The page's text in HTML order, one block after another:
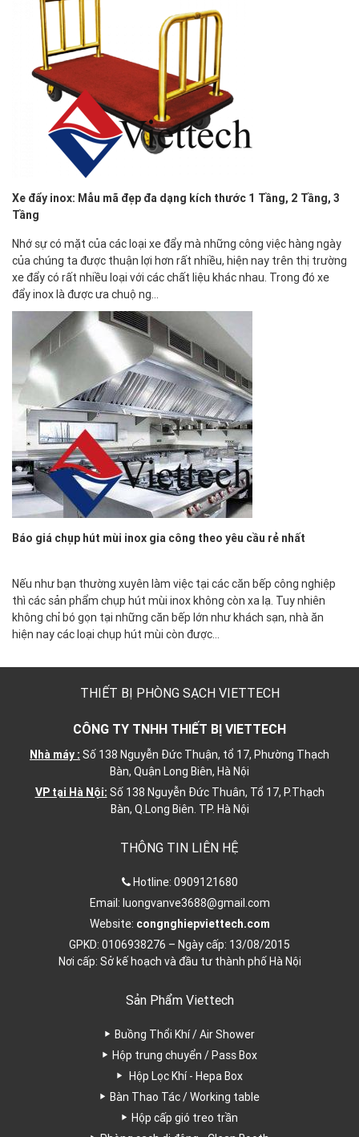
Xe đẩy inox: Mẫu mã đẹp đa dạng kích thước 1 Tầng, 2 Tầng, 3
Tầng
Nhớ sự có mặt của các loại xe đẩy mà những công việc hàng ngày
của chúng ta được thuận lợi hơn rất nhiều, hiện nay trên thị trường
xe đẩy có rất nhiều loại với các chất liệu khác nhau. Trong đó xe
đẩy inox là được ưa chuộng…
Báo giá chụp hút mùi inox gia công theo yêu cầu rẻ nhất
Nếu như bạn thường xuyên làm việc tại các căn bếp công nghiệp
thì các sản phẩm chụp hút mùi inox không còn xa lạ. Tuy nhiên
không chỉ bó gọn tại những căn bếp lớn như khách sạn, nhà ăn
hiện nay các loại chụp hút mùi còn được…
THIẾT BỊ PHÒNG SẠCH VIETTECH
CÔNG TY TNHH THIẾT BỊ VIETTECH
Nhà máy : Số 138 Nguyễn Đức Thuận, tổ 17, Phường Thạch
Bàn, Quận Long Biên, Hà Nội
VP tại Hà Nội: Số 138 Nguyễn Đức Thuân, Tổ 17, P.Thạch
Bàn, Q.Long Biên. TP. Hà Nội
THÔNG TIN LIÊN HỆ
Hotline: 0909121680
Email: luongvanve3688@gmail.com
Website: congnghiepviettech.com
GPKD: 0106938276 – Ngày cấp: 13/08/2015
Nơi cấp: Sở kế hoạch và đầu tư thành phố Hà Nội
Sản Phẩm Viettech
Buồng Thổi Khí / Air Shower
Hộp trung chuyển / Pass Box
Hộp Lọc Khí - Hepa Box
Bàn Thao Tác / Working table
Hộp cấp gió treo trần